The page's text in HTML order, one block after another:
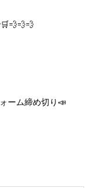
ーム締め切り📣